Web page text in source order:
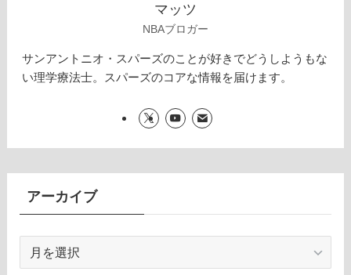
マッツ
NBAブロガー
サンアントニオ・スパーズのことが好きでどうしようもな
い理学療法士。スパーズのコアな情報を届けます。
アーカイブ